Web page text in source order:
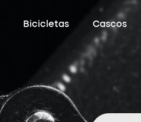
Bicicletas Cascos